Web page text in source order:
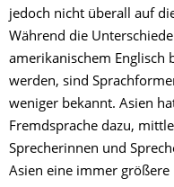
jedoch nicht überall auf
Während die
amerikanischem Englisch
werden, sind
weniger bekannt. Asien
Fremdsprache dazu,
Sprecherinnen und
Asien eine immer